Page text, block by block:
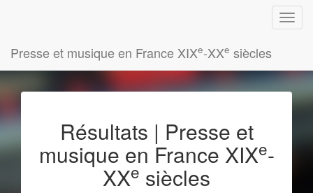
Presse et musique en France XIXe-XXe siècles
Résultats | Presse et
musique en France XIXe-
XXe siècles